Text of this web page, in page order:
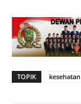
TOPIK kesehatan